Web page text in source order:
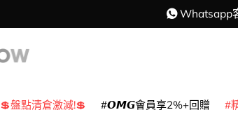
Whatsapp
💲盤點清倉激減!💲 𝙊𝙈𝙂會員享2%+回贈